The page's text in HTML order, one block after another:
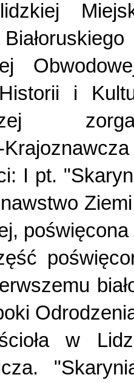
i
I pt.
w